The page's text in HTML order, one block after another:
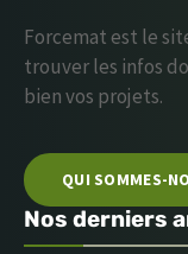
Forcemat est le
trouver les infos
bien vos projets.
QUI SOMMES-
Nos derniers